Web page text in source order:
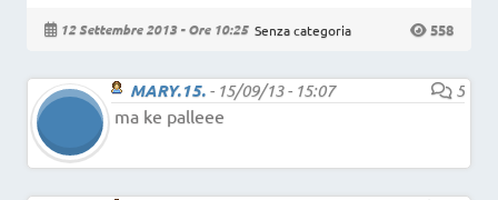
12 Settembre 2013 - Ore 10:25 Senza categoria 558
MARY.15. - 15/09/13 - 15:07
5
ma ke palleee